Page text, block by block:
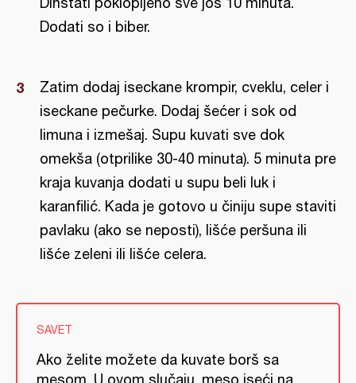
Dodati so i biber.
Zatim dodaj iseckane krompir, cveklu, celer i
iseckane pečurke. Dodaj šećer i sok od
limuna i izmešaj. Supu kuvati sve dok
omekša (otprilike 30-40 minuta). 5 minuta pre
kraja kuvanja dodati u supu beli luk i
karanfilić. Kada je gotovo u činiju supe staviti
pavlaku (ako se neposti), lišće peršuna ili
lišće zeleni ili lišće celera.
SAVET
Ako želite možete da kuvate borš sa
mesom. U ovom slučaju, meso iseći na